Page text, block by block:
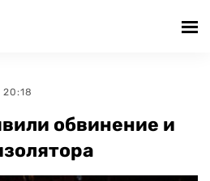
20:18
обвинение и